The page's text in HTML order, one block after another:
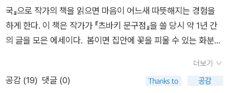
것은 아닐지도 모르지만, 시간을 잘 쓰는 것에 관심이 많아서 그
런 것 같긴 해요. 그러고보니, 아직 내년의 다이어리를 고르지 못
했습니다.^^; 매일 좋은 소식이 별로 없습니다만, 오늘 저녁 뉴스
있었습니다. 조금 더 검색해보니, 아프리카에서 시작된 것으로 추
정되는 '누 변이'에 확진자가 나오기 시작했고, 가까이는 홍콩에
주문.˝바바라 부인이 후후후 웃었다.˝기르쳐주세요.”˝있지, 마음
속으로 반짝반짝, 이라고 하는 거야. 눈을 감고 반짝반짝, 반짝반
짝, 그것만 하면 돼. 그러면 말이지, 마음의 어둠 속에 집점 별이
늘어나서 예쁜 별하늘이 필처져.”)사각사각 연필로 정성담은 글
씨로 써 내려간 첫사랑에 대한 안부와 남작과의 우정. 소소함이
쌓여 그리움이 된다. 츠바키 문구점엔 그런 소소함이 가득하다.
국』으로 작가의 책을 읽으면 마음이 어느새 따뜻해지는 경험을
하게 한다. 이 책은 작가가 『츠바키 문구점』을 쓸 당시 약 1년 간
의 글을 모은 에세이다. 봄이면 집안에 꽃을 피울 수 있는 화분을
구근을 사다 심었었다. 그 다음해에 또 꽃이 피는 걸 바라보며 죽
지 않고 살아난 게 마냥 신기했다. 오가와 이토는 히아신스 구근
더보기
공감 (19) 댓글 (0)